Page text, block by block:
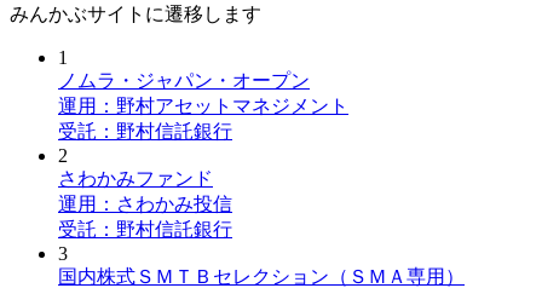
みんかぶサイトに遷移します
1
ノムラ・ジャパン・オープン
運用：野村アセットマネジメント
受託：野村信託銀行
2
さわかみファンド
運用：さわかみ投信
受託：野村信託銀行
3
国内株式ＳＭＴＢセレクション（ＳＭＡ専用）